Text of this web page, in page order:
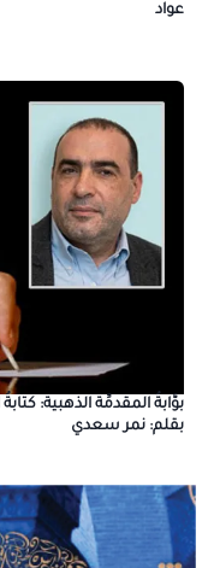
عواد
بوَّابةُ المقدمِّة الذهبية:
بقلم: نمر سعدي